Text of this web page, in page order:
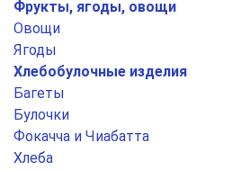
Фрукты, ягоды, овощи
Овощи
Ягоды
Хлебобулочные изделия
Багеты
Булочки
Фокачча и Чиабатта
Хлеба